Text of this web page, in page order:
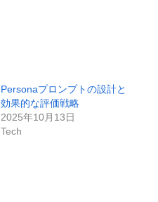
Personaプロンプトの設計と
効果的な評価戦略
2025年10月13日
Tech